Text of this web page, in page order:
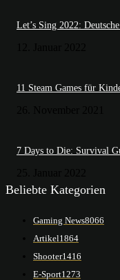
Let’s Sing 2022:
11 Steam Games für
7 Days to Die: Survival
Beliebte Kategorien
Gaming News8066
Artikel1864
Shooter1416
E-Sport1273